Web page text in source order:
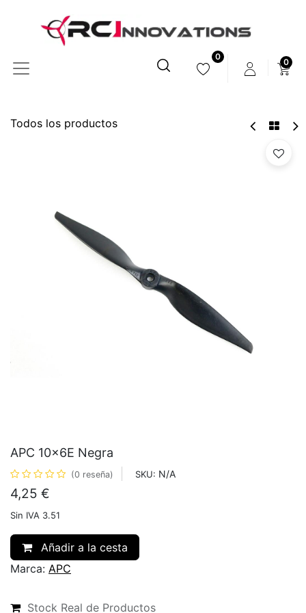
0
0
Todos los productos
APC 10x6E Negra
(0 reseña) SKU: N/A
4,25 €
Sin IVA 3.51
Añadir a la cesta
Marca: APC
Stock Real de Productos